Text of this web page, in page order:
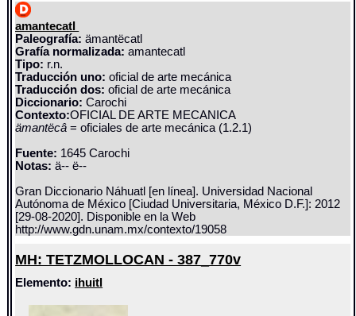
amantecatl
Paleografía: ämantëcatl
Grafía normalizada: amantecatl
Tipo: r.n.
Traducción uno: oficial de arte mecánica
Traducción dos: oficial de arte mecánica
Diccionario:Carochi
Contexto:OFICIAL DE ARTE MECANICA
ämantëcâ= oficiales de arte mecánica (1.2.1)
Fuente: 1645 Carochi
Notas: ä-- ë--
Gran Diccionario Náhuatl [en línea]. Universidad Nacional
Autónoma de México [Ciudad Universitaria, México D.F.]: 2012
[29-08-2020]. Disponible en la Web
http://www.gdn.unam.mx/contexto/19058
MH: TETZMOLLOCAN - 387_770v
Elemento: ihuitl